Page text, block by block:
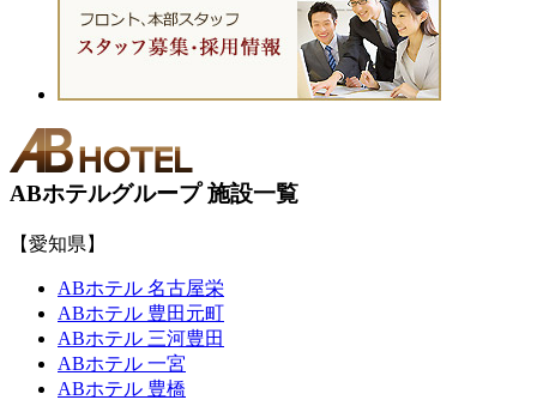
ABホテルグループ 施設一覧
【愛知県】
ABホテル 名古屋栄
ABホテル 豊田元町
ABホテル 三河豊田
ABホテル 一宮
ABホテル 豊橋